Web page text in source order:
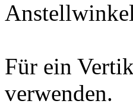
Für ein
verwenden.